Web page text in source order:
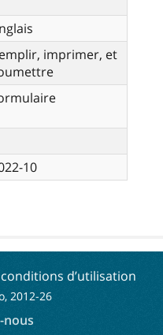
imprimer, et
10
conditions d’utilisation
2012-26
nous